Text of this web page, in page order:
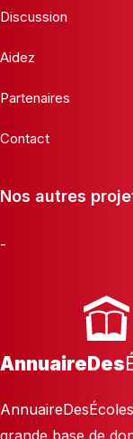
Discussion
Aidez
Partenaires
Contact
Nos autres
-
AnnuaireDes
grande base de